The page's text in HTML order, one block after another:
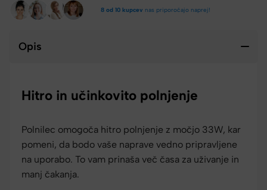
8 od 10 kupcev nas priporočajo naprej!
Opis
Hitro in učinkovito polnjenje
Polnilec omogoča hitro polnjenje z močjo 33W, kar
pomeni, da bodo vaše naprave vedno pripravljene
na uporabo. To vam prinaša več časa za uživanje in
manj čakanja.